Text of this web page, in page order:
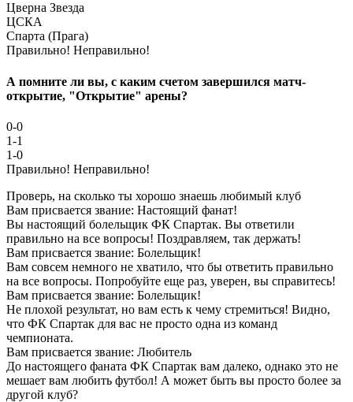
Цверна Звезда
ЦСКА
Спарта (Прага)
Правильно! Неправильно!
А помните ли вы, с каким счетом завершился матч-
открытие, "Открытие" арены?
0-0
1-1
1-0
Правильно! Неправильно!
Проверь, на сколько ты хорошо знаешь любимый клуб
Вам присвается звание: Настоящий фанат!
Вы настоящий болельщик ФК Спартак. Вы ответили
правильно на все вопросы! Поздравляем, так держать!
Вам присвается звание: Болельщик!
Вам совсем немного не хватило, что бы ответить правильно
на все вопросы. Попробуйте еще раз, уверен, вы справитесь!
Вам присвается звание: Болельщик!
Не плохой результат, но вам есть к чему стремиться! Видно,
что ФК Спартак для вас не просто одна из команд
чемпионата.
Вам присвается звание: Любитель
До настоящего фаната ФК Спартак вам далеко, однако это не
мешает вам любить футбол! А может быть вы просто более за
другой клуб?